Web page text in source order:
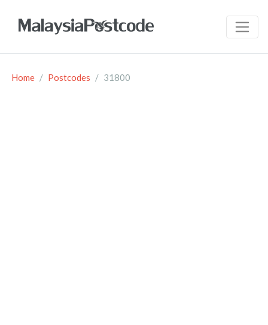
Home Postcodes 31800